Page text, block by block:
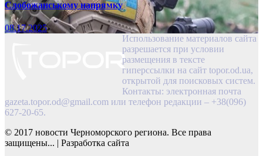
Слобожанському напрямку
08.17.2025
Использование материалов сайта
разрешается при условии
размещения в тексте
гиперссылки на сайт topor.od.ua,
открытой для поисковых систем.
Контакты: электронная почта
gazeta.topor.od@gmail.com или телефон редакции – +38(096)
627-20-65.
© 2017 новости Черноморского региона. Все права
защищены... | Разработка сайта